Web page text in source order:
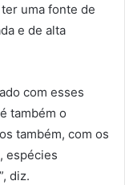
uma fonte de
e de alta
com esses
também o
também, com os
espécies
diz.